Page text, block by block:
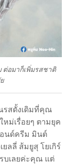
ต่อมาก็เพิ่มรสชาติ
รสดั้งเดิมที่คุณ
ม่เรื่อยๆ ตามยุค
นด์ครีม มินต์
ยลลี่ ส้มยูสุ โยเกิร์
บเลยค่ะคุณ แต่